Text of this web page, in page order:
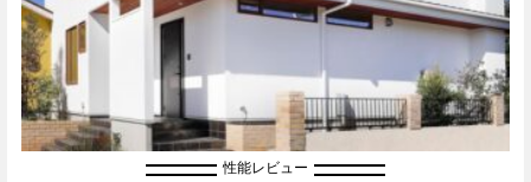
性能レビュー